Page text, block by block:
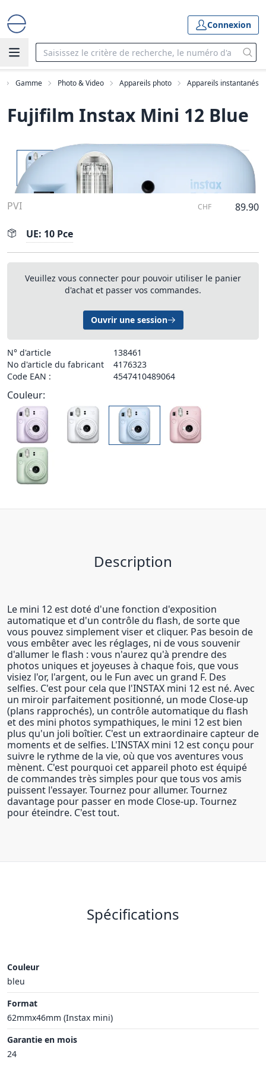
Connexion
Gamme Photo & Video Appareils photo Appareils instantanés
Fujifilm Instax Mini 12 Blue
PVI CHF 89.90
UE: 10 Pce
Veuillez vous connecter pour pouvoir utiliser le panier
d'achat et passer vos commandes.
Ouvrir une session
N° d'article
138461
No d'article du fabricant
4176323
Code EAN :
4547410489064
Couleur:
Description
Le mini 12 est doté d'une fonction d'exposition
automatique et d'un contrôle du flash, de sorte que
vous pouvez simplement viser et cliquer. Pas besoin de
vous embêter avec les réglages, ni de vous souvenir
d'allumer le flash : vous n'aurez qu'à prendre des
photos uniques et joyeuses à chaque fois, que vous
visiez l'or, l'argent, ou le Fun avec un grand F. Des
selfies. C'est pour cela que l'INSTAX mini 12 est né. Avec
un miroir parfaitement positionné, un mode Close-up
(plans rapprochés), un contrôle automatique du flash
et des mini photos sympathiques, le mini 12 est bien
plus qu'un joli boîtier. C'est un extraordinaire capteur de
moments et de selfies. L'INSTAX mini 12 est conçu pour
suivre le rythme de la vie, où que vos aventures vous
mènent. C'est pourquoi cet appareil photo est équipé
de commandes très simples pour que tous vos amis
puissent l'essayer. Tournez pour allumer. Tournez
davantage pour passer en mode Close-up. Tournez
pour éteindre. C'est tout.
Spécifications
Couleur
bleu
Format
62mmx46mm (Instax mini)
Garantie en mois
24